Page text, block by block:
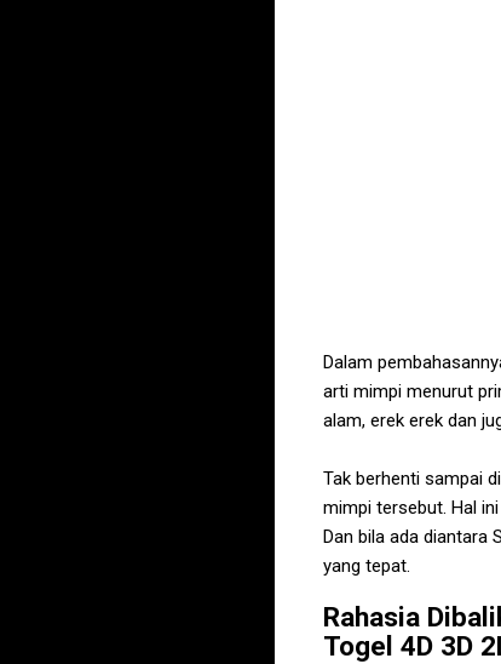
Dalam
arti mimpi menurut
alam, erek erek dan
Tak berhenti sampai
mimpi tersebut. Hal
Dan bila ada diantara
yang tepat.
Rahasia
Togel 4D 3D